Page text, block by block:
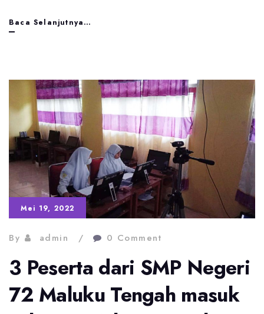
Baca Selanjutnya…
Sekolah
Mei 19, 2022
By admin 0 Comment
3 Peserta dari SMP Negeri
72 Maluku Tengah masuk